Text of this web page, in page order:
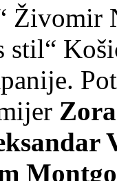
Živomir
stil“